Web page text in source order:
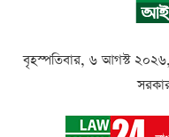
বৃহস্পতিবার, ৬ আগস্ট ২০২৬,